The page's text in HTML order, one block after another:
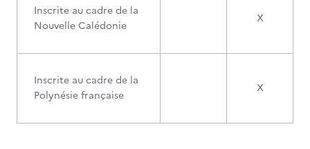
Inscrite au cadre de la
Nouvelle Calédonie
X
Inscrite au cadre de la
Polynésie française
X